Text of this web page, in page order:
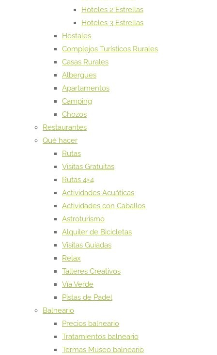
Hoteles 2 Estrellas
Hoteles 3 Estrellas
Hostales
Complejos Turísticos Rurales
Casas Rurales
Albergues
Apartamentos
Camping
Chozos
Restaurantes
Qué hacer
Rutas
Visitas Gratuitas
Rutas 4×4
Actividades Acuáticas
Actividades con Caballos
Astroturismo
Alquiler de Bicicletas
Visitas Guiadas
Relax
Talleres Creativos
Vía Verde
Pistas de Padel
Balneario
Precios balneario
Tratamientos balneario
Termas Museo balneario